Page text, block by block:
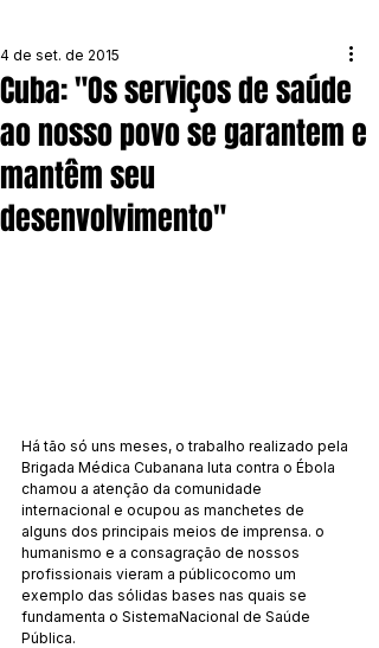
Cuba: "Os serviços de saúde
ao nosso povo se garantem e
mantêm seu
desenvolvimento"
4 de set. de 2015
Há tão só uns meses, o trabalho realizado pela
Brigada Médica Cubanana luta contra o Ébola
chamou a atenção da comunidade
internacional e ocupou as manchetes de
alguns dos principais meios de imprensa. o
humanismo e a consagração de nossos
profissionais vieram a públicocomo um
exemplo das sólidas bases nas quais se
fundamenta o SistemaNacional de Saúde
Pública.